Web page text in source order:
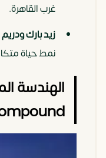
غرب القاهرة.
زيد بارك ودريم
نمط حياة